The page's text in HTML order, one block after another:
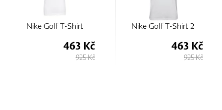
Nike Golf T-Shirt
463 Kč
925 Kč
Nike Golf T-Shirt 2
463 Kč
925 Kč